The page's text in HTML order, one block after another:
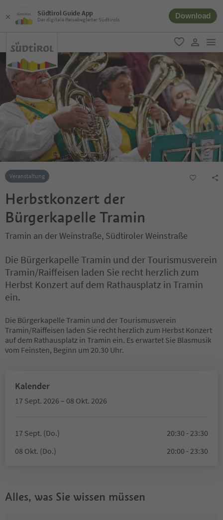
Südtirol Guide App
Der digitale Reisebegleiter Südtirols Download
favorit
user link
Veranstaltung
Herbstkonzert der
Bürgerkapelle Tramin
Tramin an der Weinstraße, Südtiroler Weinstraße
Die Bürgerkapelle Tramin und der Tourismusverein
Tramin/Raiffeisen laden Sie recht herzlich zum
Herbst Konzert auf dem Rathausplatz in Tramin
ein.
Die Bürgerkapelle Tramin und der Tourismusverein
Tramin/Raiffeisen laden Sie recht herzlich zum Herbst Konzert
auf dem Rathausplatz in Tramin ein. Es erwartet Sie Blasmusik
vom Feinsten, Beginn um 20.30 Uhr.
Kalender
17 Sept. 2026 – 08 Okt. 2026
17 Sept. (Do.)
20:30 - 23:30
08 Okt. (Do.)
20:00 - 23:30
Alles, was Sie wissen müssen